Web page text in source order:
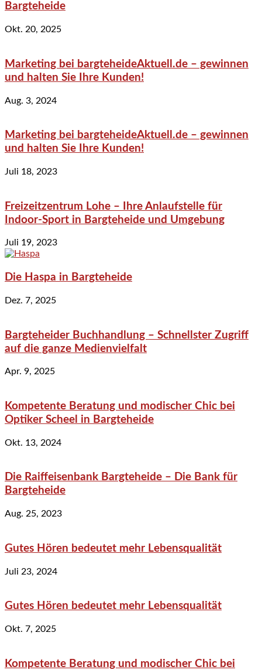
Bargteheide
Okt. 20, 2025
Marketing bei bargteheideAktuell.de – gewinnen
und halten Sie Ihre Kunden!
Aug. 3, 2024
Marketing bei bargteheideAktuell.de – gewinnen
und halten Sie Ihre Kunden!
Juli 18, 2023
Freizeitzentrum Lohe – Ihre Anlaufstelle für
Indoor-Sport in Bargteheide und Umgebung
Juli 19, 2023
Die Haspa in Bargteheide
Dez. 7, 2025
Bargteheider Buchhandlung – Schnellster Zugriff
auf die ganze Medienvielfalt
Apr. 9, 2025
Kompetente Beratung und modischer Chic bei
Optiker Scheel in Bargteheide
Okt. 13, 2024
Die Raiffeisenbank Bargteheide – Die Bank für
Bargteheide
Aug. 25, 2023
Gutes Hören bedeutet mehr Lebensqualität
Juli 23, 2024
Gutes Hören bedeutet mehr Lebensqualität
Okt. 7, 2025
Kompetente Beratung und modischer Chic bei